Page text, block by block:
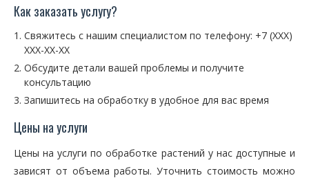
Как заказать услугу?
Свяжитесь с нашим специалистом по телефону: +7 (XXX)
XXX-XX-XX
Обсудите детали вашей проблемы и получите
консультацию
Запишитесь на обработку в удобное для вас время
Цены на услуги
Цены на услуги по обработке растений у нас доступные и
зависят от объема работы. Уточнить стоимость можно